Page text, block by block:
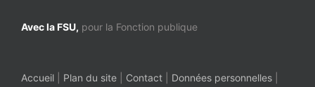
Avec la FSU, pour la Fonction publique
Accueil Plan du site Contact Données personnelles